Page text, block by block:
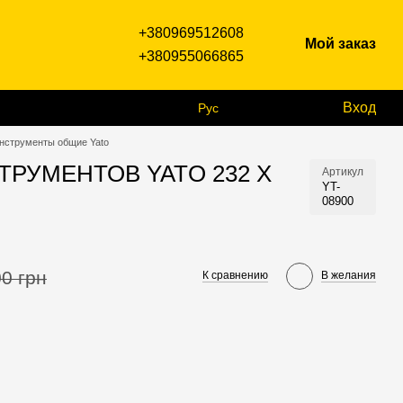
+380969512608
+380955066865
Мой заказ
Рус Вход
общие Yato
YATO 232 Х
Артикул
YT-
08900
грн К сравнению В желания